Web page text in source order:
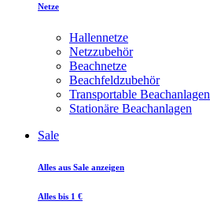
Netze
Hallennetze
Netzzubehör
Beachnetze
Beachfeldzubehör
Transportable Beachanlagen
Stationäre Beachanlagen
Sale
Alles aus Sale anzeigen
Alles bis 1 €